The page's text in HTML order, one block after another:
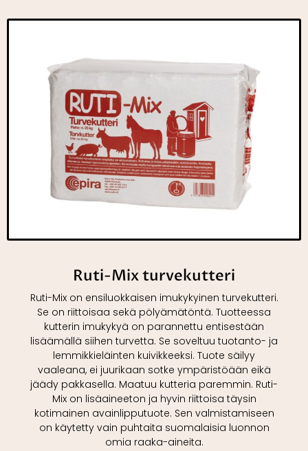
Ruti-Mix turvekutteri
Ruti-Mix on ensiluokkaisen imukykyinen turvekutteri.
Se on riittoisaa sekä pölyämätöntä. Tuotteessa
kutterin imukykyä on parannettu entisestään
lisäämällä siihen turvetta. Se soveltuu tuotanto- ja
lemmikkieläinten kuivikkeeksi. Tuote säilyy
vaaleana, ei juurikaan sotke ympäristöään eikä
jäädy pakkasella. Maatuu kutteria paremmin. Ruti-
Mix on lisäaineeton ja hyvin riittoisa täysin
kotimainen avainlipputuote. Sen valmistamiseen
on käytetty vain puhtaita suomalaisia luonnon
omia raaka-aineita.